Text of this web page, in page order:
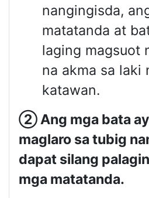
nangingisda,
matatanda at
laging magsuot
na akma sa laki
katawan.
②Ang mga bata
maglaro sa tubig
dapat silang
mga matatanda.